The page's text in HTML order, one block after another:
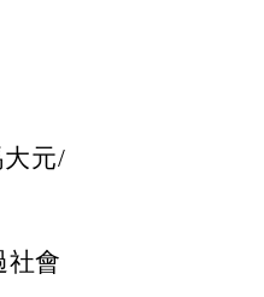
元/
社會